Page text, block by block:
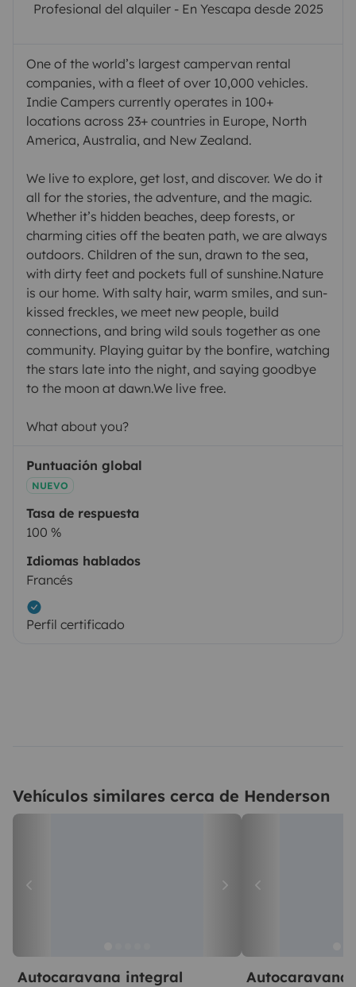
Profesional del alquiler - En Yescapa desde 2025
One of the world’s largest campervan rental
companies, with a fleet of over 10,000 vehicles.
Indie Campers currently operates in 100+
locations across 23+ countries in Europe, North
America, Australia, and New Zealand.
We live to explore, get lost, and discover. We do it
all for the stories, the adventure, and the magic.
Whether it’s hidden beaches, deep forests, or
charming cities off the beaten path, we are always
outdoors. Children of the sun, drawn to the sea,
with dirty feet and pockets full of sunshine.Nature
is our home. With salty hair, warm smiles, and sun-
kissed freckles, we meet new people, build
connections, and bring wild souls together as one
community. Playing guitar by the bonfire, watching
the stars late into the night, and saying goodbye
to the moon at dawn.We live free.
What about you?
Puntuación global
NUEVO
Tasa de respuesta
100 %
Idiomas hablados
Francés
Perfil certificado
Vehículos similares cerca de Henderson
Autocaravana integral Autocaravana